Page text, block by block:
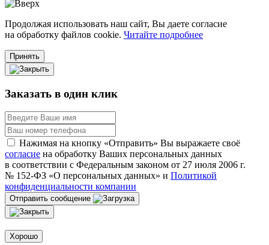
Продолжая использовать наш сайт, Вы даете согласие
на обработку файлов cookie. Читайте подробнее
Принять
Заказать в один клик
Нажимая на кнопку «Отправить» Вы выражаете своё
согласие на обработку Ваших персональных данных
в соответствии с Федеральным законом от 27 июля 2006 г.
№ 152-ФЗ «О персональных данных» и Политикой
конфиденциальности компании
Отправить сообщение
Хорошо